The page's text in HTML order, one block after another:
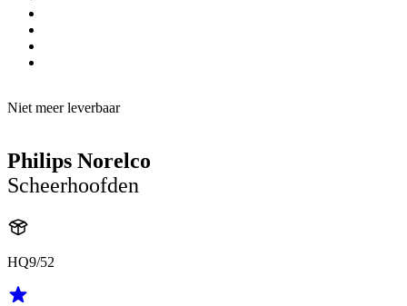
Niet meer leverbaar
Philips Norelco
Scheerhoofden
HQ9/52